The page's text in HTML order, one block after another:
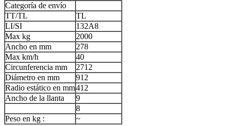
Categoría de envío
TT/TL
TL
LI/SI
132A8
Max kg
2000
Ancho en mm
278
Max km/h
40
Circunferencia mm
2712
Diámetro en mm
912
Radio estático en mm412
Ancho de la llanta
9
8
Peso en kg :
~